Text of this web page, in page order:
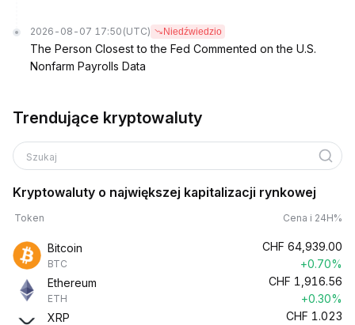
2026-08-07 17:50 (UTC) Niedźwiedzio
The Person Closest to the Fed Commented on the U.S.
Nonfarm Payrolls Data
Trendujące kryptowaluty
Szukaj
Kryptowaluty o największej kapitalizacji rynkowej
Token Cena i 24H%
Bitcoin
BTC
CHF 64,939.00
+0.70%
Ethereum
ETH
CHF 1,916.56
+0.30%
XRP
CHF 1.023